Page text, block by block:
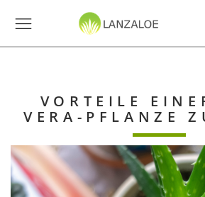
VORTEILE
VERA-PFLANZE